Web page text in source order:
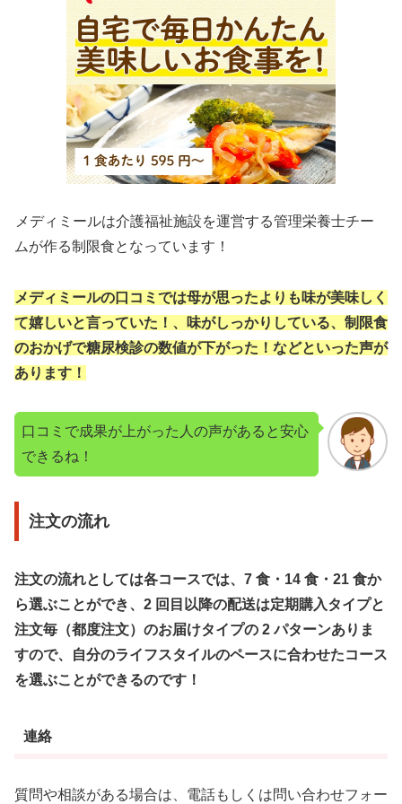
メディミールは介護福祉施設を運営する管理栄養士チー
ムが作る制限食となっています！
メディミールの口コミでは母が思ったよりも味が美味しく
て嬉しいと言っていた！、味がしっかりしている、制限食
のおかげで糖尿検診の数値が下がった！などといった声が
あります！
口コミで成果が上がった人の声があると安心
できるね！
注文の流れ
注文の流れとしては各コースでは、7 食・14 食・21 食か
ら選ぶことができ、2 回目以降の配送は定期購入タイプと
注文毎（都度注文）のお届けタイプの 2 パターンありま
すので、自分のライフスタイルのペースに合わせたコース
を選ぶことができるのです！
連絡
質問や相談がある場合は、電話もしくは問い合わせフォー